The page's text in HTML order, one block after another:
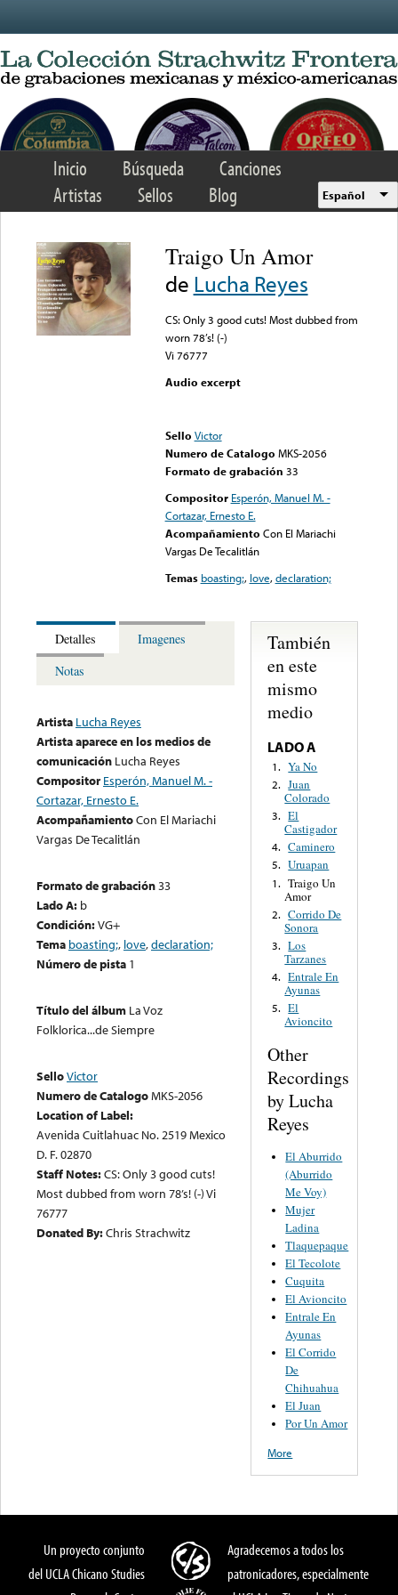
Inicio Búsqueda
Canciones
Artistas
Sellos Blog Español
Traigo Un Amor
de Lucha Reyes
CS: Only 3 good cuts! Most dubbed from
worn 78’s! (-)
Vi 76777
Audio excerpt
Sello Victor
Numero de Catalogo MKS-2056
Formato de grabación 33
Compositor Esperón, Manuel M. -
Cortazar, Ernesto E.
Acompañamiento Con El Mariachi
Vargas De Tecalitlán
Temas boasting;, love,declaration;
Detalles
Imagenes
Notas
Artista Lucha Reyes
Artista aparece en los medios de
comunicación Lucha Reyes
Compositor Esperón, Manuel M. -
Cortazar, Ernesto E.
AcompañamientoCon El Mariachi
Vargas De Tecalitlán
Formato de grabación33
Lado A: b
Condición:VG+
Tema boasting;, love,declaration;
Número de pista 1
Título del álbum La Voz
Folklorica...de Siempre
SelloVictor
Numero de CatalogoMKS-2056
Location of Label:
Avenida Cuitlahuac No. 2519 Mexico
D. F. 02870
Staff Notes:CS: Only 3 good cuts!
Most dubbed from worn 78’s! (-) Vi
76777
Donated By:Chris Strachwitz
También
en este
mismo
medio
LADO A
1. Ya No
2. Juan
Colorado
3. El
Castigador
4. Caminero
5. Uruapan
1. Traigo Un
Amor
2. Corrido De
Sonora
3. Los
Tarzanes
4. Entrale En
Ayunas
5. El
Avioncito
Other
Recordings
by Lucha
Reyes
El Aburrido
(Aburrido
Me Voy)
Mujer
Ladina
Tlaquepaque
El Tecolote
Cuquita
El Avioncito
Entrale En
Ayunas
El Corrido
De
Chihuahua
El Juan
Por Un Amor
More
Un proyecto conjunto
del UCLA Chicano Studies
Agradecemos a todos los
patronicadores, especialmente